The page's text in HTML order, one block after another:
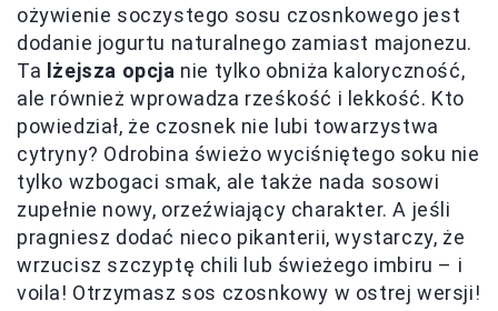
ożywienie soczystego sosu czosnkowego jest
dodanie jogurtu naturalnego zamiast majonezu.
Ta lżejsza opcja nie tylko obniża kaloryczność,
ale również wprowadza rześkość i lekkość. Kto
powiedział, że czosnek nie lubi towarzystwa
cytryny? Odrobina świeżo wyciśniętego soku nie
tylko wzbogaci smak, ale także nada sosowi
zupełnie nowy, orzeźwiający charakter. A jeśli
pragniesz dodać nieco pikanterii, wystarczy, że
wrzucisz szczyptę chili lub świeżego imbiru – i
voila! Otrzymasz sos czosnkowy w ostrej wersji!